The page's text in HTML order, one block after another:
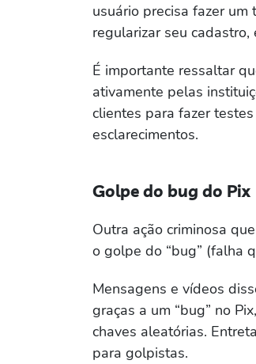
usuário precisa fazer
regularizar seu
É importante ressaltar
ativamente pelas
clientes para fazer
esclarecimentos.
Golpe do bug do Pix
Outra ação criminosa
o golpe do “bug” (falha
Mensagens e vídeos
graças a um “bug” no
chaves aleatórias.
para golpistas.